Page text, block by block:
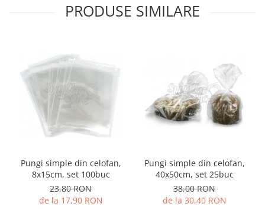
PRODUSE SIMILARE
Pungi simple din celofan,
8x15cm, set 100buc
23,80 RON
de la 17,90 RON
Pungi simple din celofan,
40x50cm, set 25buc
38,00 RON
de la 30,40 RON